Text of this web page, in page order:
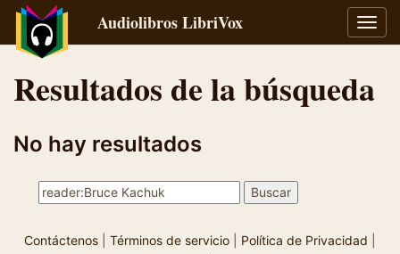
Audiolibros LibriVox
Resultados de la búsqueda
No hay resultados
Contáctenos Términos de servicio Política de Privacidad